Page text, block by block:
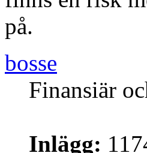
på.
bosse
Finansiär
Inlägg: